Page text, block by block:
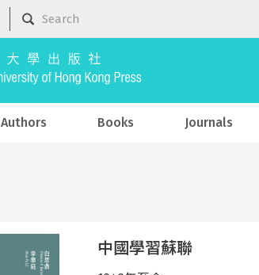
Authors Books Journals
中國學習蘇聯